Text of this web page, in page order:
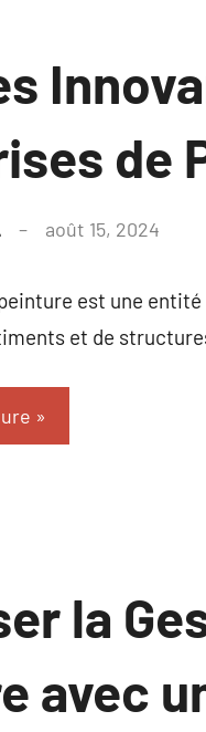
de
août 15, 2024
est une
et de
la
avec